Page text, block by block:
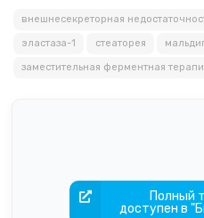
внешнесекреторная
эластаза-1 стеаторея
заместительная ферментная
Полный
доступен в